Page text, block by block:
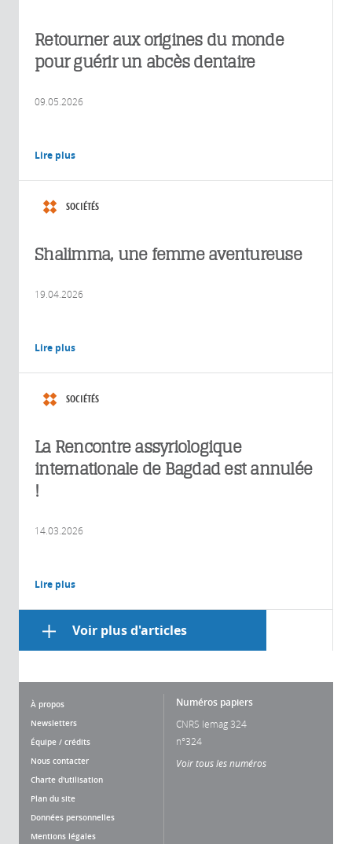
Retourner aux origines du monde
pour guérir un abcès dentaire
09.05.2026
Lire plus
SOCIÉTÉS
Shalimma, une femme aventureuse
19.04.2026
Lire plus
SOCIÉTÉS
La Rencontre assyriologique
internationale de Bagdad est annulée
!
14.03.2026
Lire plus
Voir plus d'articles
À propos
Newsletters
Équipe / crédits
Nous contacter
Charte d'utilisation
Plan du site
Données personnelles
Mentions légales
Numéros papiers
CNRS lemag 324
n°324
Voir tous les numéros